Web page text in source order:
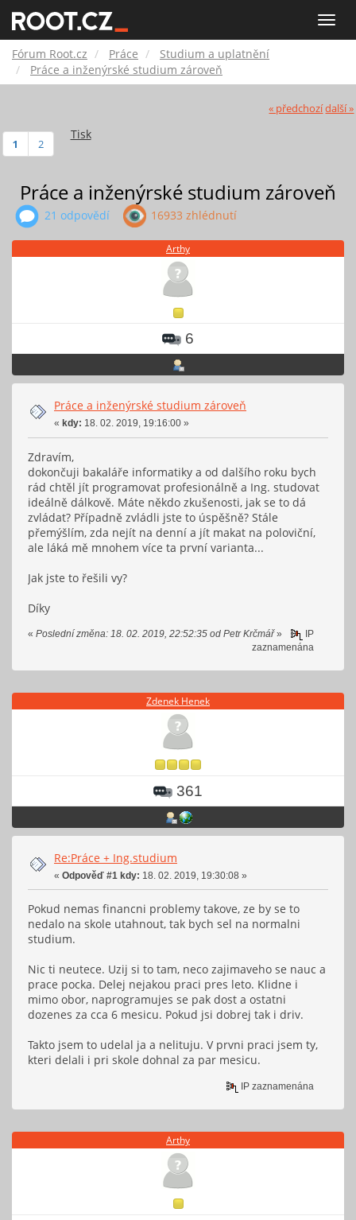
Toggle
Root.cz
Fórum Root.cz Práce
Studium a uplatnění
Práce a inženýrské studium zároveň
« předchozídalší »
Tisk
1 2
Práce a inženýrské studium zároveň
21 odpovědí 16933 zhlédnutí
Arthy
6
Práce a inženýrské studium zároveň
« kdy: 18. 02. 2019, 19:16:00 »
Zdravím,
dokončuji bakaláře informatiky a od dalšího roku bych
rád chtěl jít programovat profesionálně a Ing. studovat
ideálně dálkově. Máte někdo zkušenosti, jak se to dá
zvládat? Případně zvládli jste to úspěšně? Stále
přemýšlím, zda nejít na denní a jít makat na poloviční,
ale láká mě mnohem více ta první varianta...
Jak jste to řešili vy?
Díky
« Poslední změna: 18. 02. 2019, 22:52:35 od Petr Krčmář»
IP
zaznamenána
Zdenek Henek
361
Re:Práce + Ing.studium
« Odpověď #1 kdy: 18. 02. 2019, 19:30:08 »
Pokud nemas financni problemy takove, ze by se to
nedalo na skole utahnout, tak bych sel na normalni
studium.
Nic ti neutece. Uzij si to tam, neco zajimaveho se nauc a
prace pocka. Delej nejakou praci pres leto. Klidne i
mimo obor, naprogramujes se pak dost a ostatni
dozenes za cca 6 mesicu. Pokud jsi dobrej tak i driv.
Takto jsem to udelal ja a nelituju. V prvni praci jsem ty,
kteri delali i pri skole dohnal za par mesicu.
IP zaznamenána
Arthy